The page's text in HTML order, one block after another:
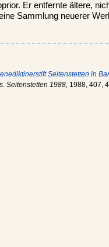
Er entfernte ältere,
Sammlung neuerer
Seitenstetten in
Seitenstetten 1988, 1988, 407,